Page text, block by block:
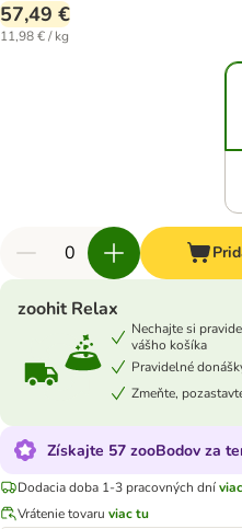
57,49 €
11,98 € / kg
zoohit Relax
Nechajte si
vášho košíka
Pravidelné
Zmeňte,
Získajte 57 zooBodov za
Dodacia doba 1-3 pracovných dní
Vrátenie tovaru viac tu